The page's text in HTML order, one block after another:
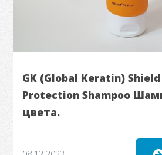
GK (Global Keratin)
Protection Shampoo
цвета.